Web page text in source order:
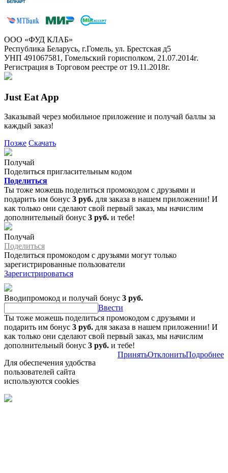
ООО «ФУД КЛАБ»
Республика Беларусь, г.Гомель, ул. Брестская д5
УНП 491067581, Гомельский горисполком, 21.07.2014г.
Регистрация в Торговом реестре от 19.11.2018г.
Just Eat App
Заказывай через мобильное приложение и получай баллы за
каждый заказ!
Позже Скачать
Получай
Поделиться пригласительным кодом
Поделиться
Ты тоже можешь поделиться промокодом с друзьями и
подарить им бонус 3 руб. для заказа в нашем приложении! И
как только они сделают свой первый заказ, мы начислим
дополнительный бонус 3 руб. и тебе!
Получай
Поделиться
Поделиться промокодом с друзьями могут только
зарегистрированные пользователи
Зарегистрироваться
Вводипромокод и получай бонус 3 руб.
Ввести
Ты тоже можешь поделиться промокодом с друзьями и
подарить им бонус 3 руб. для заказа в нашем приложении! И
как только они сделают свой первый заказ, мы начислим
дополнительный бонус 3 руб. и тебе!
Для обеспечения удобства
пользователей сайта
используются cookies
ПринятьОтклонитьПодробнее